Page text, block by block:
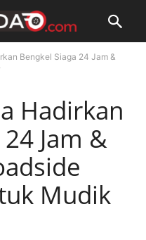
Bengkel Siaga 24 Jam &
Hadirkan
Jam &
Mudik